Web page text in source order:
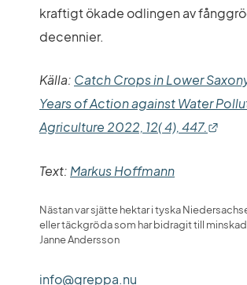
kraftigt ökade odlingen av
decennier.
Källa: Catch Crops in Lower
Years of Action against Water
Agriculture 2022, 12( 4), 447.
Text: Markus Hoffmann
Nästan var sjätte hektar i tyska
eller täckgröda som har bidragit till
Janne Andersson
info@greppa.nu